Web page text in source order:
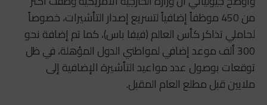
من 450 موظفاً إضافياً لتسريع إصدار التأشيرات، خصوصاً
لحاملي تذاكر كأس العالم (فيفا باس)، كما تم إضافة نحو
300 ألف موعد إضافي لمواطني الدول المؤهلة، في ظل
توقعات بوصول عدد مواعيد التأشيرة الإضافية إلى
ملايين قبل مطلع العام المقبل.